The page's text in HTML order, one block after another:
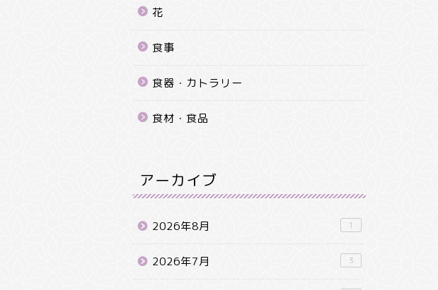
花
食事
食器・カトラリー
食材・食品
アーカイブ
2026年8月 1
2026年7月 3